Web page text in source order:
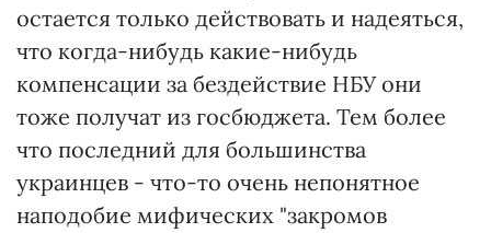
остается только действовать и надеяться,
что когда-нибудь какие-нибудь
компенсации за бездействие НБУ они
тоже получат из госбюджета. Тем более
что последний для большинства
украинцев - что-то очень непонятное
наподобие мифических "закромов